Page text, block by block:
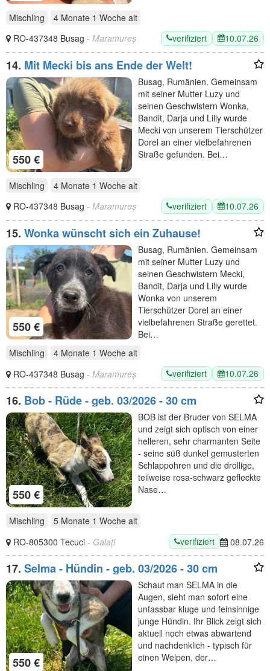
Mischling 4 Monate 1 Woche alt
RO-437348 Busag - Maramureș verifiziert 10.07.26
14. Mit Mecki bis ans Ende der Welt!
550 €
Busag, Rumänien. Gemeinsam
mit seiner Mutter Luzy und
seinen Geschwistern Wonka,
Bandit, Darja und Lilly wurde
Mecki von unserem Tierschützer
Dorel an einer vielbefahrenen
Straße gefunden. Bei…
Mischling 4 Monate 1 Woche alt
RO-437348 Busag - Maramureș verifiziert 10.07.26
15. Wonka wünscht sich ein Zuhause!
550 €
Busag, Rumänien. Gemeinsam
mit seiner Mutter Luzy und
seinen Geschwistern Mecki,
Bandit, Darja und Lilly wurde
Wonka von unserem
Tierschützer Dorel an einer
vielbefahrenen Straße gerettet.
Bei…
Mischling
4 Monate 1 Woche alt
RO-437348 Busag - Maramureș verifiziert 10.07.26
16. Bob - Rüde - geb. 03/2026 - 30 cm
550 €
BOB ist der Bruder von SELMA
und zeigt sich optisch von einer
helleren, sehr charmanten Seite
- seine süß dunkel gemusterten
Schlappohren und die drollige,
teilweise rosa-schwarz gefleckte
Nase…
Mischling 5 Monate 1 Woche alt
RO-805300 Tecuci - Galați verifiziert 08.07.26
17. Selma - Hündin - geb. 03/2026 - 30 cm
550 €
Schaut man SELMA in die
Augen, sieht man sofort eine
unfassbar kluge und feinsinnige
junge Hündin. Ihr Blick zeigt sich
aktuell noch etwas abwartend
und nachdenklich - typisch für
einen Welpen, der…